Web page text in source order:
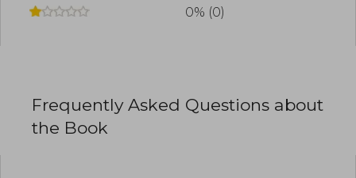
0% (0)
Frequently Asked Questions about
the Book